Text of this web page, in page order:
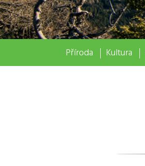
Příroda Kultura